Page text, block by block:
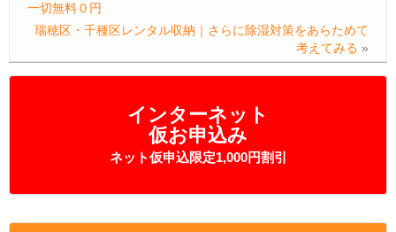
インターネット
仮お申込み
ネット仮申込限定1,000円割引
一切無料０円
瑞穂区・千種区レンタル収納｜さらに除湿対策をあらためて
考えてみる »